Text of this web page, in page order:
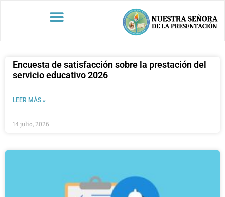
Encuesta de satisfacción sobre la prestación del
servicio educativo 2026
LEER MÁS »
14 julio, 2026